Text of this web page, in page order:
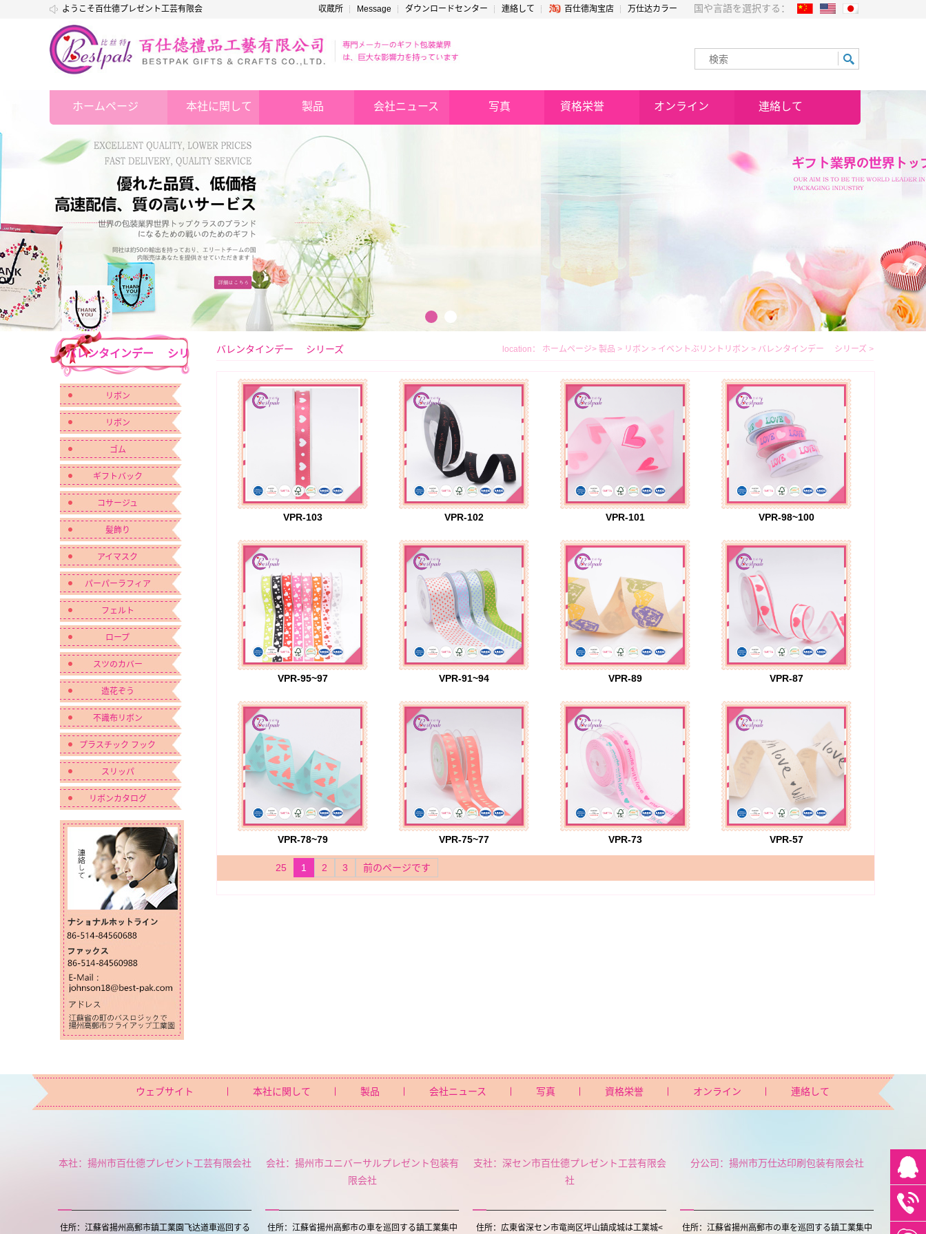
ようこそ百仕德プレゼント工芸有限会
収蔵所 Message ダウンロードセンター 連絡して 百仕德淘宝店 万仕达カラー 国や言語を選択する：
ホームページ 本社に関して 製品 会社ニュース 写真 資格栄誉 オンライン 連絡して
バレンタインデー シリ
ーズ
リボン
リボン
ゴム
ギフトバック
コサージュ
髪飾り
アイマスク
パーパーラフィア
フェルト
ロープ
スツのカバー
造花ぞう
不識布リボン
プラスチック フック
スリッパ
リボンカタログ
バレンタインデー シリーズ location： ホームページ> 製品 > リボン > イベントぶリントリボン > バレンタインデー シリーズ >
VPR-103 VPR-102 VPR-101 VPR-98~100
VPR-95~97 VPR-91~94 VPR-89 VPR-87
VPR-78~79 VPR-75~77 VPR-73 VPR-57
25 1 2 3 前のページです
ウェブサイト 本社に関して 製品 会社ニュース 写真 資格栄誉 オンライン 連絡して
本社：揚州市百仕德プレゼント工芸有限会社
住所：江蘇省揚州高郵市鎮工業園飞达道車巡回する
会社：揚州市ユニバーサルプレゼント包装有
限会社
住所：江蘇省揚州高郵市の車を巡回する鎮工業集中
支社：深セン市百仕德プレゼント工芸有限会
社
住所：広東省深セン市竜崗区坪山鎮成城は工業城<
分公司：揚州市万仕达印刷包装有限会社
住所：江蘇省揚州高郵市の車を巡回する鎮工業集中